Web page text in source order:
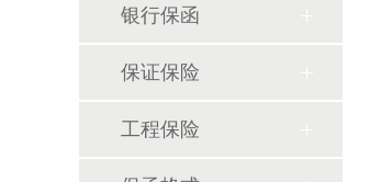
银行保函
保证保险
工程保险